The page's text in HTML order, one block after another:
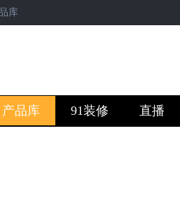
库
产品库 91装修 直播